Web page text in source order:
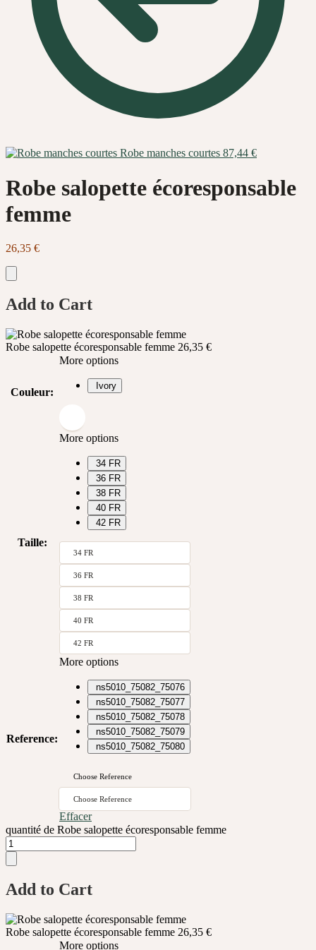
Robe manches courtes 87,44 €
Robe salopette écoresponsable
femme
26,35 €
Add to Cart
Robe salopette écoresponsable femme 26,35 €
Couleur:
More options
Ivory
Taille:
More options
34 FR
36 FR
38 FR
40 FR
42 FR
34 FR
36 FR
38 FR
40 FR
42 FR
Reference:
More options
ns5010_75082_75076
ns5010_75082_75077
ns5010_75082_75078
ns5010_75082_75079
ns5010_75082_75080
Choose Reference
Choose Reference
Effacer
quantité de Robe salopette écoresponsable femme
Add to Cart
Robe salopette écoresponsable femme 26,35 €
More options